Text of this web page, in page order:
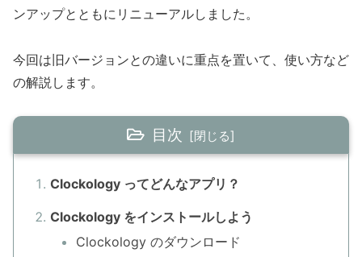
ンアップとともにリニューアルしました。
今回は旧バージョンとの違いに重点を置いて、使い方など
の解説します。
目次
Clockology ってどんなアプリ？
Clockology をインストールしよう
Clockology のダウンロード